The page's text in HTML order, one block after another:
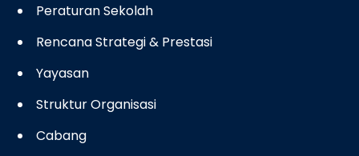
Peraturan Sekolah
Rencana Strategi & Prestasi
Yayasan
Struktur Organisasi
Cabang